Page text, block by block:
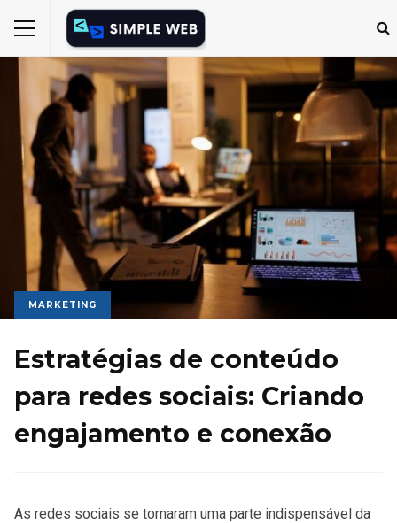
MARKETING
Estratégias de conteúdo
para redes sociais: Criando
engajamento e conexão
As redes sociais se tornaram uma parte indispensável da